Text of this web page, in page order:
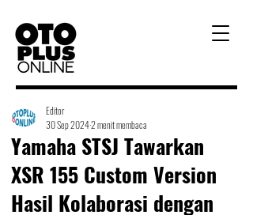
Yamaha STSJ Tawarkan
XSR 155 Custom Version
Hasil Kolaborasi dengan
Editor
30 Sep 20242 menit membaca